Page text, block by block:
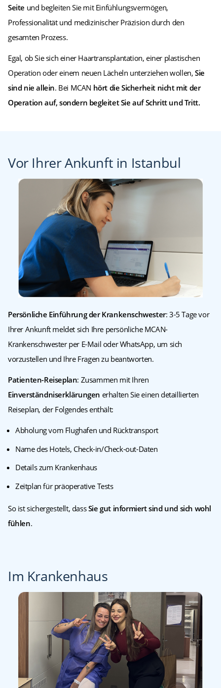
Seite und begleiten Sie mit Einfühlungsvermögen,
Professionalität und medizinischer Präzision durch den
gesamten Prozess.
Egal, ob Sie sich einer Haartransplantation, einer plastischen
Operation oder einem neuen Lächeln unterziehen wollen,Sie
sind nie allein. Bei MCAN hört die Sicherheit nicht mit der
Operation auf, sondern begleitet Sie auf Schritt und Tritt.
Vor Ihrer Ankunft in Istanbul
Persönliche Einführung der Krankenschwester: 3-5 Tage vor
Ihrer Ankunft meldet sich Ihre persönliche MCAN-
Krankenschwester per E-Mail oder WhatsApp, um sich
vorzustellen und Ihre Fragen zu beantworten.
Patienten-Reiseplan: Zusammen mit Ihren
Einverständniserklärungen erhalten Sie einen detaillierten
Reiseplan, der Folgendes enthält:
Abholung vom Flughafen und Rücktransport
Name des Hotels, Check-in/Check-out-Daten
Details zum Krankenhaus
Zeitplan für präoperative Tests
So ist sichergestellt, dassSie gut informiert sind und sich wohl
fühlen.
Im Krankenhaus